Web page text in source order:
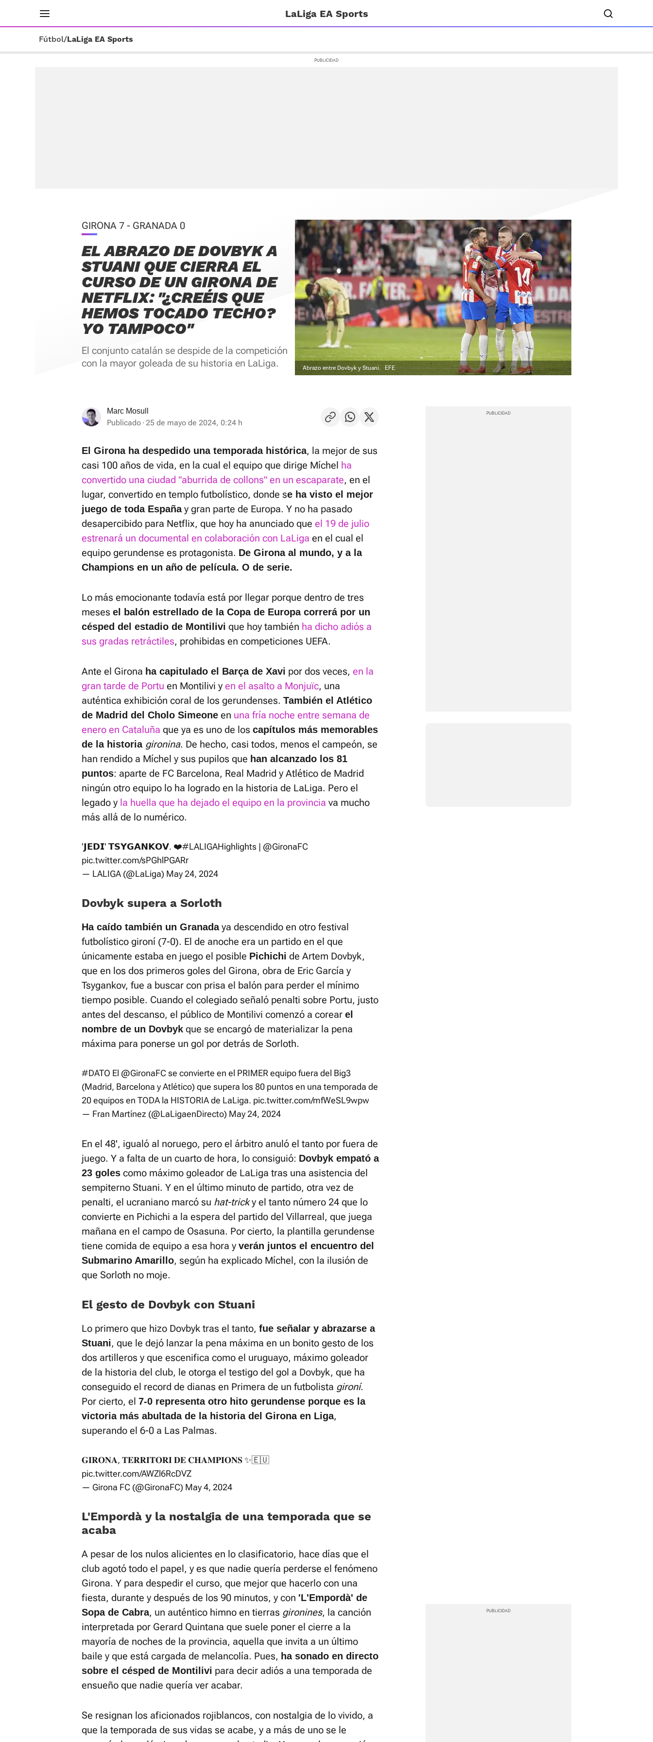
LaLiga EA Sports
Fútbol/LaLiga EA Sports
GIRONA 7 - GRANADA 0
EL ABRAZO DE DOVBYK A
STUANI QUE CIERRA EL
CURSO DE UN GIRONA DE
NETFLIX: "¿CREÉIS QUE
HEMOS TOCADO TECHO?
YO TAMPOCO"
El conjunto catalán se despide de la competición
con la mayor goleada de su historia en LaLiga.
Abrazo entre Dovbyk y Stuani. EFE
Marc Mosull
Publicado 25 de mayo de 2024, 0:24 h
El Girona ha despedido una temporada histórica, la mejor de sus
casi 100 años de vida, en la cual el equipo que dirige Míchel ha
convertido una ciudad "aburrida de collons" en un escaparate, en el
lugar, convertido en templo futbolístico, donde se ha visto el mejor
juego de toda Españay gran parte de Europa. Y no ha pasado
desapercibido para Netflix, que hoy ha anunciado que el 19 de julio
estrenará un documental en colaboración con LaLiga en el cual el
equipo gerundense es protagonista. De Girona al mundo, y a la
Champions en un año de película. O de serie.
Lo más emocionante todavía está por llegar porque dentro de tres
meses el balón estrellado de la Copa de Europa correrá por un
césped del estadio de Montilivi que hoy también ha dicho adiós a
sus gradas retráctiles, prohibidas en competiciones UEFA.
Ante el Girona ha capitulado el Barça de Xavi por dos veces, en la
gran tarde de Portu en Montilivi y en el asalto a Monjuïc, una
auténtica exhibición coral de los gerundenses. También el Atlético
de Madrid del Cholo Simeone en una fría noche entre semana de
enero en Cataluña que ya es uno de los capítulos más memorables
de la historia gironina. De hecho, casi todos, menos el campeón, se
han rendido a Míchel y sus pupilos que han alcanzado los 81
puntos: aparte de FC Barcelona, Real Madrid y Atlético de Madrid
ningún otro equipo lo ha logrado en la historia de LaLiga. Pero el
legado y la huella que ha dejado el equipo en la provincia va mucho
más allá de lo numérico.
'𝗝𝗘𝗗𝗜' 𝗧𝗦𝗬𝗚𝗔𝗡𝗞𝗢𝗩. ❤️#LALIGAHighlights | @GironaFC
pic.twitter.com/sPGhlPGARr
— LALIGA (@LaLiga) May 24, 2024
Dovbyk supera a Sorloth
Ha caído también un Granadaya descendido en otro festival
futbolístico gironí (7-0). El de anoche era un partido en el que
únicamente estaba en juego el posible Pichichi de Artem Dovbyk,
que en los dos primeros goles del Girona, obra de Eric García y
Tsygankov, fue a buscar con prisa el balón para perder el mínimo
tiempo posible. Cuando el colegiado señaló penalti sobre Portu, justo
antes del descanso, el público de Montilivi comenzó a corear el
nombre de un Dovbyk que se encargó de materializar la pena
máxima para ponerse un gol por detrás de Sorloth.
#DATO El @GironaFC se convierte en el PRIMER equipo fuera del Big3
(Madrid, Barcelona y Atlético) que supera los 80 puntos en una temporada de
20 equipos en TODA la HISTORIA de LaLiga. pic.twitter.com/mfWeSL9wpw
— Fran Martínez (@LaLigaenDirecto) May 24, 2024
En el 48', igualó al noruego, pero el árbitro anuló el tanto por fuera de
juego. Y a falta de un cuarto de hora, lo consiguió: Dovbyk empató a
23 goles como máximo goleador de LaLiga tras una asistencia del
sempiterno Stuani. Y en el último minuto de partido, otra vez de
penalti, el ucraniano marcó su hat-tricky el tanto número 24 que lo
convierte en Pichichi a la espera del partido del Villarreal, que juega
mañana en el campo de Osasuna. Por cierto, la plantilla gerundense
tiene comida de equipo a esa hora y verán juntos el encuentro del
Submarino Amarillo, según ha explicado Míchel, con la ilusión de
que Sorloth no moje.
El gesto de Dovbyk con Stuani
Lo primero que hizo Dovbyk tras el tanto, fue señalar y abrazarse a
Stuani, que le dejó lanzar la pena máxima en un bonito gesto de los
dos artilleros y que escenifica como el uruguayo, máximo goleador
de la historia del club, le otorga el testigo del gol a Dovbyk, que ha
conseguido el record de dianas en Primera de un futbolista gironí.
Por cierto, el 7-0 representa otro hito gerundense porque es la
victoria más abultada de la historia del Girona en Liga,
superando el 6-0 a Las Palmas.
𝐆𝐈𝐑𝐎𝐍𝐀, 𝐓𝐄𝐑𝐑𝐈𝐓𝐎𝐑𝐈 𝐃𝐄 𝐂𝐇𝐀𝐌𝐏𝐈𝐎𝐍𝐒 ✨🇪🇺
pic.twitter.com/AWZl6RcDVZ
— Girona FC (@GironaFC) May 4, 2024
L'Empordà y la nostalgia de una temporada que se
acaba
A pesar de los nulos alicientes en lo clasificatorio, hace días que el
club agotó todo el papel, y es que nadie quería perderse el fenómeno
Girona. Y para despedir el curso, que mejor que hacerlo con una
fiesta, durante y después de los 90 minutos, y con 'L'Empordà' de
Sopa de Cabra, un auténtico himno en tierras gironines, la canción
interpretada por Gerard Quintana que suele poner el cierre a la
mayoría de noches de la provincia, aquella que invita a un último
baile y que está cargada de melancolía. Pues, ha sonado en directo
sobre el césped de Montilivi para decir adiós a una temporada de
ensueño que nadie quería ver acabar.
Se resignan los aficionados rojiblancos, con nostalgia de lo vivido, a
que la temporada de sus vidas se acabe, y a más de uno se le